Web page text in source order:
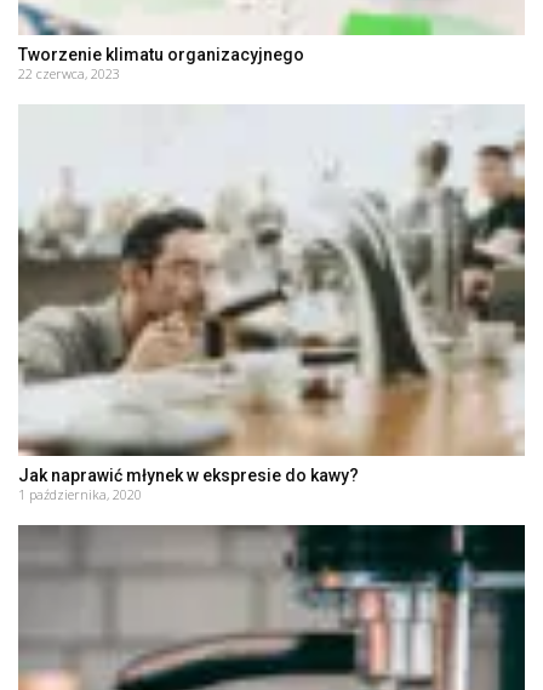
Tworzenie klimatu organizacyjnego
22 czerwca, 2023
Jak naprawić młynek w ekspresie do kawy?
1 października, 2020